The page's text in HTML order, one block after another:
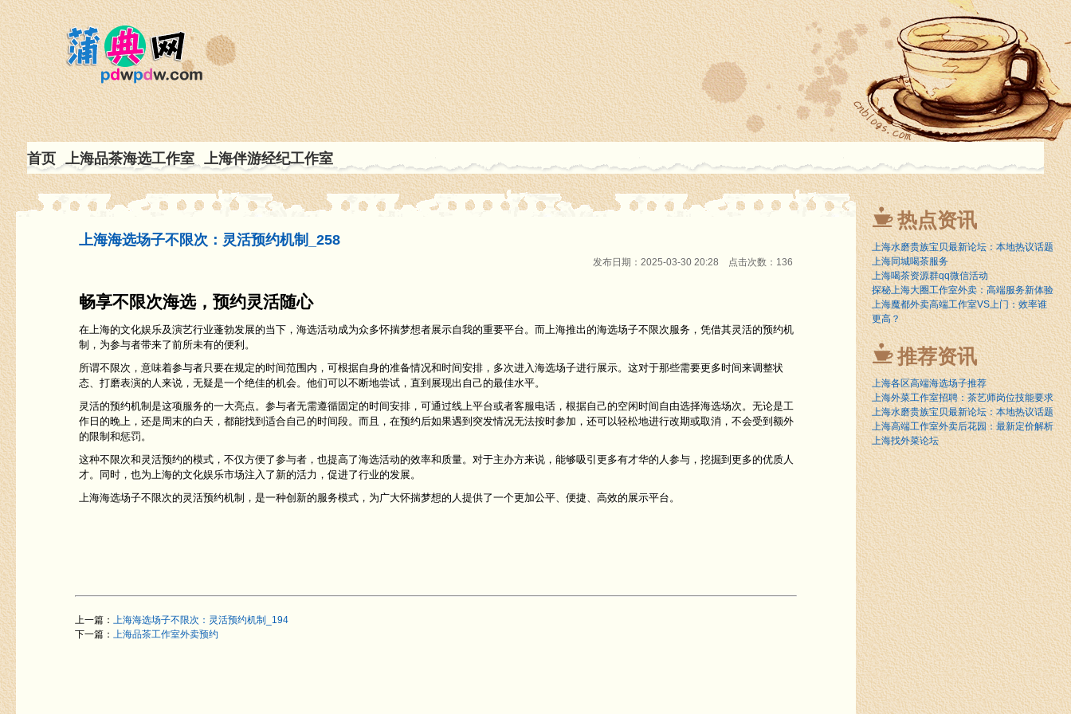
首页 上海品茶海选工作室 上海伴游经纪工作室
上海海选场子不限次：灵活预约机制_258
发布日期：2025-03-30 20:28 点击次数：136
畅享不限次海选，预约灵活随心
在上海的文化娱乐及演艺行业蓬勃发展的当下，海选活动成为众多怀揣梦想者展示自我的重要平台。而上海推出的海选场子不限次服务，凭借其灵活的预约机
制，为参与者带来了前所未有的便利。
所谓不限次，意味着参与者只要在规定的时间范围内，可根据自身的准备情况和时间安排，多次进入海选场子进行展示。这对于那些需要更多时间来调整状
态、打磨表演的人来说，无疑是一个绝佳的机会。他们可以不断地尝试，直到展现出自己的最佳水平。
灵活的预约机制是这项服务的一大亮点。参与者无需遵循固定的时间安排，可通过线上平台或者客服电话，根据自己的空闲时间自由选择海选场次。无论是工
作日的晚上，还是周末的白天，都能找到适合自己的时间段。而且，在预约后如果遇到突发情况无法按时参加，还可以轻松地进行改期或取消，不会受到额外
的限制和惩罚。
这种不限次和灵活预约的模式，不仅方便了参与者，也提高了海选活动的效率和质量。对于主办方来说，能够吸引更多有才华的人参与，挖掘到更多的优质人
才。同时，也为上海的文化娱乐市场注入了新的活力，促进了行业的发展。
上海海选场子不限次的灵活预约机制，是一种创新的服务模式，为广大怀揣梦想的人提供了一个更加公平、便捷、高效的展示平台。
上一篇： 上海海选场子不限次：灵活预约机制_194
下一篇： 上海品茶工作室外卖预约
热点资讯
上海水磨贵族宝贝最新论坛：本地热议话题
上海同城喝茶服务
上海喝茶资源群qq微信活动
探秘上海大圈工作室外卖：高端服务新体验
上海魔都外卖高端工作室VS上门：效率谁
更高？
推荐资讯
上海各区高端海选场子推荐
上海外菜工作室招聘：茶艺师岗位技能要求
上海水磨贵族宝贝最新论坛：本地热议话题
上海高端工作室外卖后花园：最新定价解析
上海找外菜论坛